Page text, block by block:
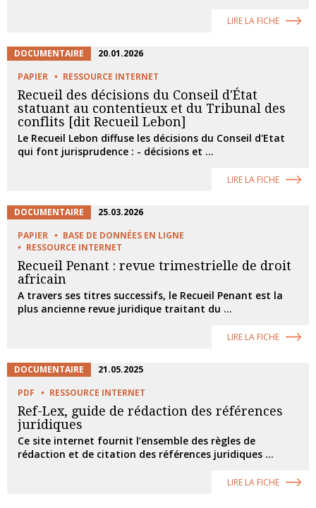
LIRE LA FICHE
DOCUMENTAIRE
20.01.2026
PAPIER
RESSOURCE INTERNET
Recueil des décisions du Conseil d'État
statuant au contentieux et du Tribunal des
conflits [dit Recueil Lebon]
Le Recueil Lebon diffuse les décisions du Conseil d'Etat
qui font jurisprudence : - décisions et ...
LIRE LA FICHE
DOCUMENTAIRE
25.03.2026
PAPIER
BASE DE DONNÉES EN LIGNE
RESSOURCE INTERNET
Recueil Penant : revue trimestrielle de droit
africain
A travers ses titres successifs, le Recueil Penant est la
plus ancienne revue juridique traitant du ...
LIRE LA FICHE
DOCUMENTAIRE
21.05.2025
PDF
RESSOURCE INTERNET
Ref-Lex, guide de rédaction des références
juridiques
Ce site internet fournit l’ensemble des règles de
rédaction et de citation des références juridiques ...
LIRE LA FICHE